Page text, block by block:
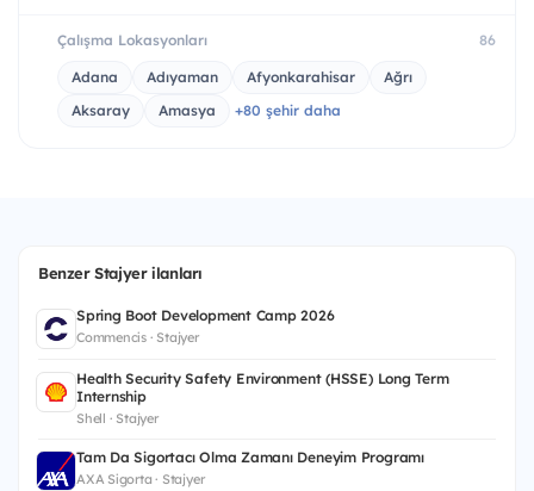
Çalışma Lokasyonları 86
Adana Adıyaman Afyonkarahisar
Ağrı
Aksaray
Amasya +80 şehir daha
Benzer Stajyer ilanları
Spring Boot Development Camp 2026
Commencis · Stajyer
Health Security Safety Environment (HSSE) Long Term
Internship
Shell · Stajyer
Tam Da Sigortacı Olma Zamanı Deneyim Programı
AXA Sigorta · Stajyer